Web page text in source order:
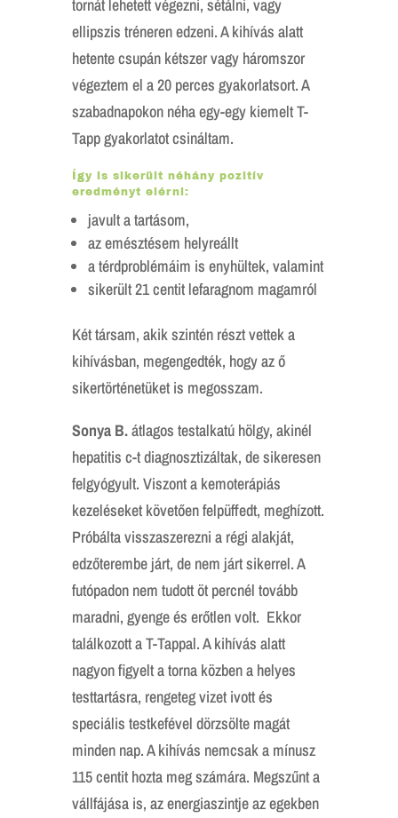
tornát lehetett végezni, sétálni, vagy
ellipszis tréneren edzeni. A kihívás alatt
hetente csupán kétszer vagy háromszor
végeztem el a 20 perces gyakorlatsort. A
szabadnapokon néha egy-egy kiemelt T-
Tapp gyakorlatot csináltam.
Így is sikerült néhány pozitív
eredményt elérni:
javult a tartásom,
az emésztésem helyreállt
a térdproblémáim is enyhültek, valamint
sikerült 21 centit lefaragnom magamról
Két társam, akik szintén részt vettek a
kihívásban, megengedték, hogy az ő
sikertörténetüket is megosszam.
Sonya B.átlagos testalkatú hölgy, akinél
hepatitis c-t diagnosztizáltak, de sikeresen
felgyógyult. Viszont a kemoterápiás
kezeléseket követően felpüffedt, meghízott.
Próbálta visszaszerezni a régi alakját,
edzőterembe járt, de nem járt sikerrel. A
futópadon nem tudott öt percnél tovább
maradni, gyenge és erőtlen volt. Ekkor
találkozott a T-Tappal. A kihívás alatt
nagyon figyelt a torna közben a helyes
testtartásra, rengeteg vizet ivott és
speciális testkefével dörzsölte magát
minden nap. A kihívás nemcsak a mínusz
115 centit hozta meg számára. Megszűnt a
vállfájása is, az energiaszintje az egekben